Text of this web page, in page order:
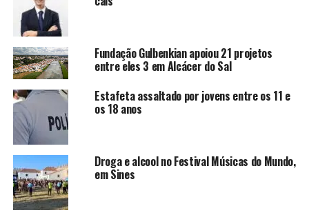
Fundação Gulbenkian apoiou 21 projetos
entre eles 3 em Alcácer do Sal
Estafeta assaltado por jovens entre os 11 e
os 18 anos
Droga e alcool no Festival Músicas do Mundo,
em Sines